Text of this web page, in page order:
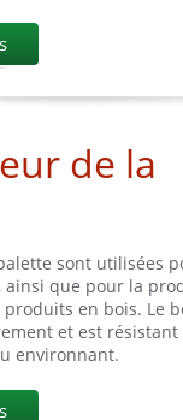
de la
sont utilisées
ainsi que pour la
en bois. Le
et est résistant
environnant.